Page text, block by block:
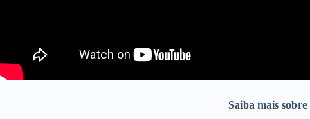
Saiba mais